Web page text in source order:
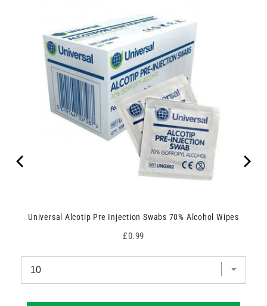
Universal Alcotip Pre Injection Swabs 70% Alcohol Wipes
Price
£0.99